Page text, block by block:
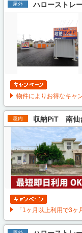
屋外 ハローストレ
物件によりお得なキャ
屋内 収納PiT 南仙
「1ヶ月以上利用で3ヶ